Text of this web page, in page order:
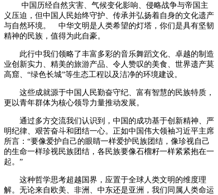
中国历经自然灾害、气候变化影响、侵略战争与帝国主
义压迫，但中国人民始终守护、传承并弘扬着自身的文化遗产
与自然环境。 中华文明是人类希望的灯塔，你们是具有坚韧
精神的民族，值得为此自豪。
此行中我们领略了丰富多彩的音乐舞蹈文化、卓越的制造
业创新实力、精美的旅游产品、令人赞叹的美食、世界遗产莫
高窟、“绿色长城”等生态工程以及洁净的环境建设。
这些成就源于中国人民勤奋守纪、富有智慧的民族特质，
更以青年群体为核心领导力量推动发展。
通过多方交流我们认识到，中国的成功基于创新精神、严
明纪律、艰苦奋斗和团结一心。正如中国伟大领袖习近平主席
所言：“要像爱护自己的眼睛一样爱护民族团结，像珍视自己
的生命一样珍视民族团结，各民族要像石榴籽一样紧紧抱在一
起。”
这种哲学思考超越国界，应置于全球人类文明的维度理
解。无论来自欧美、非洲、中东还是亚洲，我们同属人类命运